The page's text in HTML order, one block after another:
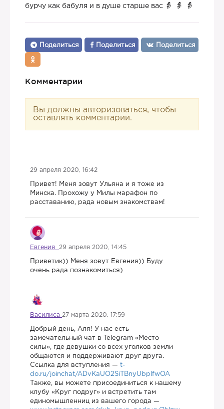
бурчу как бабуля и в душе старше вас
Поделиться Поделиться Поделиться
Комментарии
Вы должны авторизоваться, чтобы
оставлять комментарии.
29 апреля 2020, 16:42
Привет! Меня зовут Ульяна и я тоже из
Минска. Прохожу у Милы марафон по
расставанию, рада новым знакомствам!
Евгения 29 апреля 2020, 14:45
Приветик)) Меня зовут Евгения)) Буду
очень рада познакомиться)
Василиса 27 марта 2020, 17:59
Добрый день, Аля! У нас есть
замечательный чат в Telegram «Место
силы», где девушки со всех уголков земли
общаются и поддерживают друг друга.
Ссылка для вступления — t-
do.ru/joinchat/ADvKaUO2SiTBnyUbplfwOA
Также, вы можете присоединиться к нашему
клубу «Круг подруг» и встретить там
единомышленниц из вашего города —